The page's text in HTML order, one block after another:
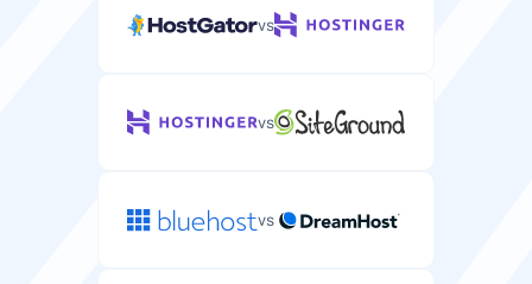
Tasuta üleviimine
Tasuta serveri üleviimisteenus teie praeguselt
vs
vs
vs